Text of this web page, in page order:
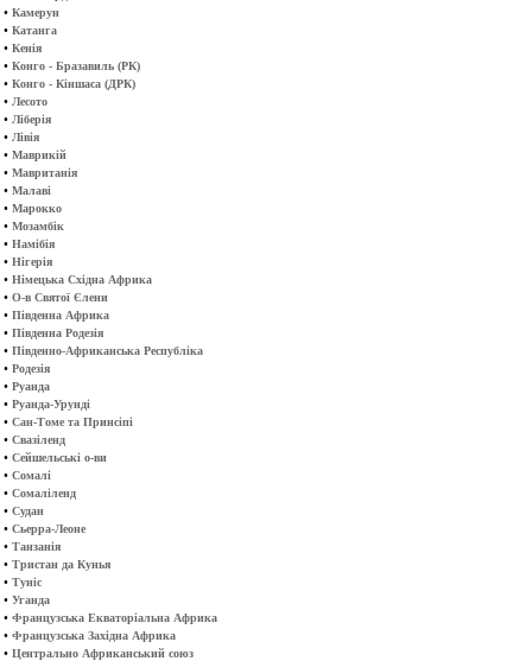
• Камерун
• Катанга
• Кенія
• Конго - Бразавиль (РК)
• Конго - Кіншаса (ДРК)
• Лесото
• Ліберія
• Лівія
• Маврикій
• Мавританія
• Малаві
• Марокко
• Мозамбік
• Намібія
• Нігерія
• Німецька Східна Африка
• О-в Святої Єлени
• Південна Африка
• Південна Родезія
• Південно-Африканська Республіка
• Родезія
• Руанда
• Руанда-Урунді
• Сан-Томе та Принсіпі
• Свазіленд
• Сейшельські о-ви
• Сомалі
• Сомаліленд
• Судан
• Сьерра-Леоне
• Танзанія
• Тристан да Кунья
• Туніс
• Уганда
• Французська Екваторіальна Африка
• Французська Західна Африка
• Центрально Африканський союз